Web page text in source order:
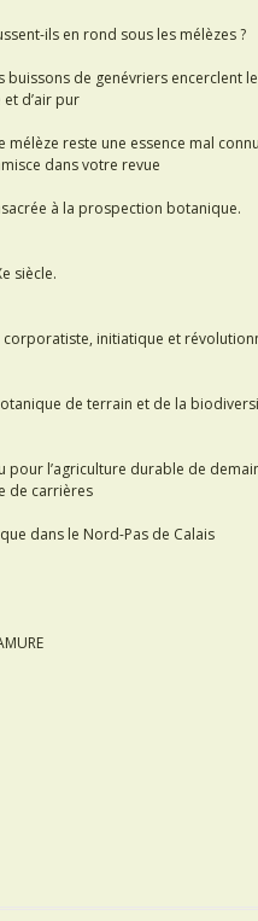
ils en rond sous les mélèzes ?
de genévriers encerclent
d’air pur
mélèze reste une essence mal
dans votre revue
à la prospection botanique.
siècle.
initiatique et
de terrain et de la
pour l’agriculture durable de
de carrières
dans le Nord-Pas de Calais